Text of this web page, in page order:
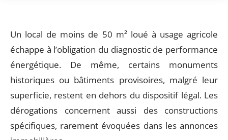
Un local de moins de 50 m² loué à usage agricole
échappe à l’obligation du diagnostic de performance
énergétique. De même, certains monuments
historiques ou bâtiments provisoires, malgré leur
superficie, restent en dehors du dispositif légal. Les
dérogations concernent aussi des constructions
spécifiques, rarement évoquées dans les annonces